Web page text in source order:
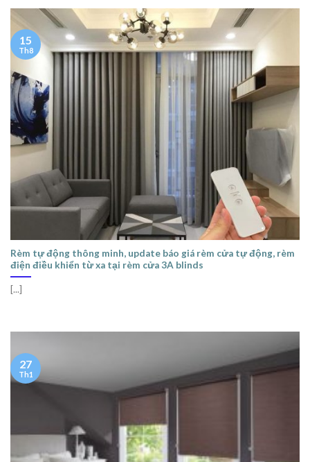
Rèm tự động thông minh, update báo giá rèm cửa tự động, rèm
điện điều khiển từ xa tại rèm cửa 3A blinds
[...]
15
Th8
27
Th1